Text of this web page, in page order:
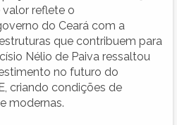
valor reflete o
do Ceará com a
que contribuem para
Nélio de Paiva ressaltou
no futuro do
criando condições de
modernas.